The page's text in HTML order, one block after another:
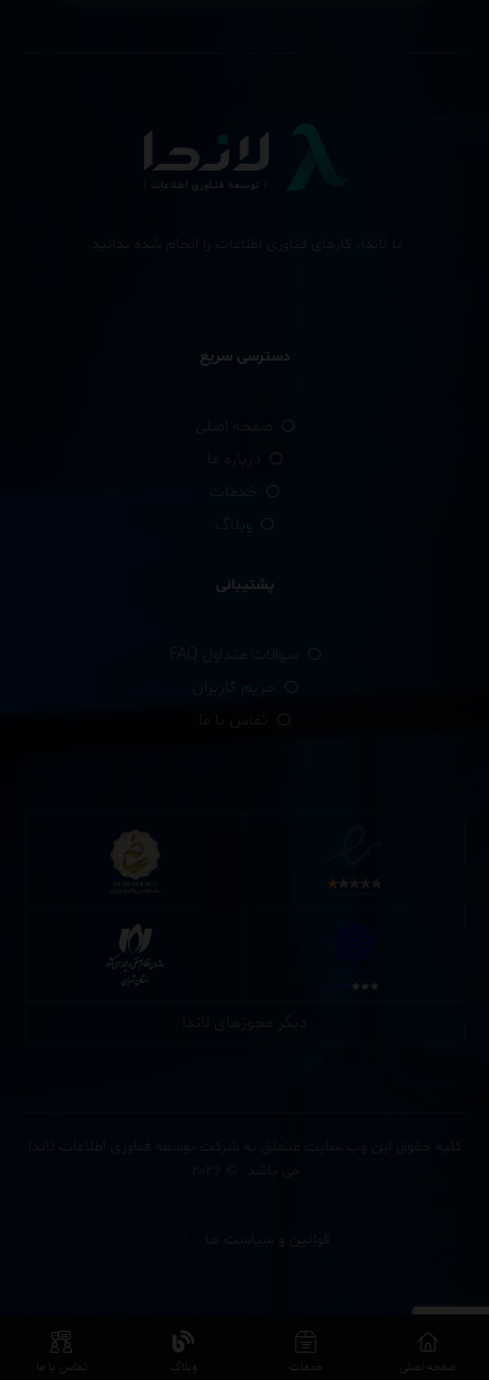
با لاندا، کارهای فناوری اطلاعات را انجام شده بدانید.
دسترسی سریع
صفحه اصلی
پشتیبانی
سوالات متداول FAQ
حریم کاربران
دیگر مجوزهای لاندا
کلیه حقوق این وب سایت متعلق به شرکت توسعه فناوری اطلاعات لاندا
قوانین و سیاست ها
صفحه اصلی خدمات وبلاگ تماس با ما